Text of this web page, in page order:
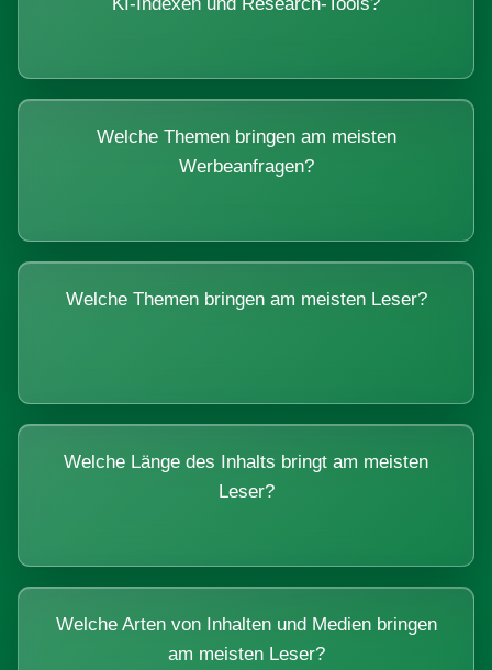
Welche Themen bringen am meisten
Werbeanfragen?
Welche Themen bringen am meisten Leser?
Welche Länge des Inhalts bringt am meisten
Leser?
Welche Arten von Inhalten und Medien bringen
am meisten Leser?